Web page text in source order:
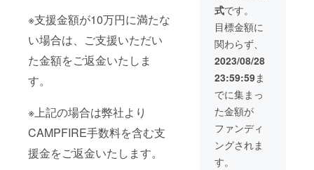
※支援金額が10万円に満たな
い場合は、ご支援いただい
た金額をご返金いたしま
す。
※上記の場合は弊社より
CAMPFIRE手数料を含む支
援金をご返金いたします。
場にお
越しに
なれな
い場合
は、リ
ターン
品の郵
送と一
緒にお
送りい
たしま
す。
ネーム
別途お
知らせ
させて
いただ
きま
す。 ③
生誕限
定オリ
ジナル
ネーム
プレー
ト 当
日、お
（ニッ
クネー
ム可）
が記載
されま
す。 生
誕祭終
了後、
1〜3週
間で直
筆サイ
ン入り
の のぼ
で撮影
したソ
ロチェ
キを後
日、リ
ターン
品と共
に郵送
いたし
ます。
②集合
写真SP
クレ
式です。
目標金額に
関わらず、
2023/08/28
23:59:59ま
でに集まっ
た金額が
ファンディ
ングされま
す。